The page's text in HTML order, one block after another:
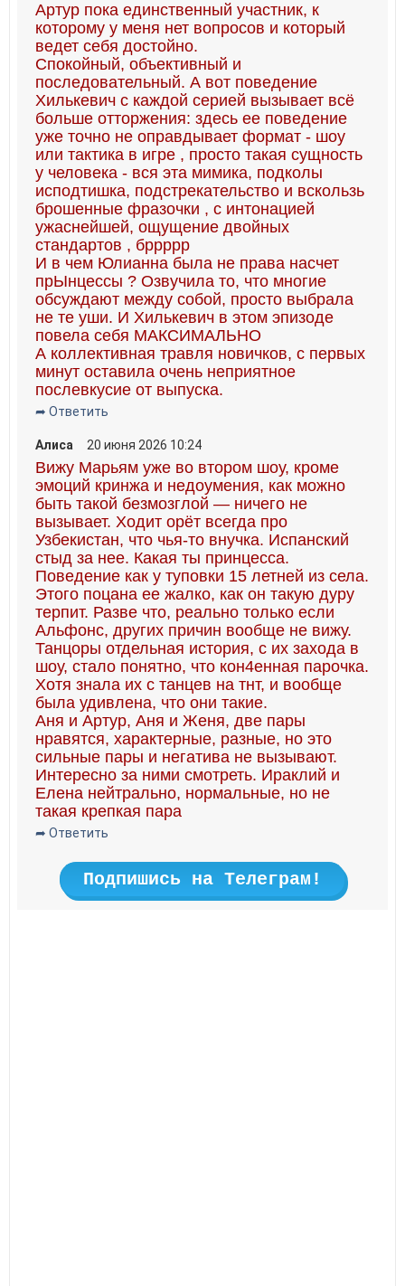
Артур пока единственный участник, к
которому у меня нет вопросов и который
ведет себя достойно.
Спокойный, объективный и
последовательный. А вот поведение
Хилькевич с каждой серией вызывает всё
больше отторжения: здесь ее поведение
уже точно не оправдывает формат - шоу
или тактика в игре , просто такая сущность
у человека - вся эта мимика, подколы
исподтишка, подстрекательство и вскользь
брошенные фразочки , с интонацией
ужаснейшей, ощущение двойных
стандартов , бррррр
И в чем Юлианна была не права насчет
прЫнцессы ? Озвучила то, что многие
обсуждают между собой, просто выбрала
не те уши. И Хилькевич в этом эпизоде
повела себя МАКСИМАЛЬНО
А коллективная травля новичков, с первых
минут оставила очень неприятное
послевкусие от выпуска.
➦ Ответить
Алиса 20 июня 2026 10:24
Вижу Марьям уже во втором шоу, кроме
эмоций кринжа и недоумения, как можно
быть такой безмозглой — ничего не
вызывает. Ходит орёт всегда про
Узбекистан, что чья-то внучка. Испанский
стыд за нее. Какая ты принцесса.
Поведение как у туповки 15 летней из села.
Этого поцана ее жалко, как он такую дуру
терпит. Разве что, реально только если
Альфонс, других причин вообще не вижу.
Танцоры отдельная история, с их захода в
шоу, стало понятно, что кон4енная парочка.
Хотя знала их с танцев на тнт, и вообще
была удивлена, что они такие.
Аня и Артур, Аня и Женя, две пары
нравятся, характерные, разные, но это
сильные пары и негатива не вызывают.
Интересно за ними смотреть. Ираклий и
Елена нейтрально, нормальные, но не
такая крепкая пара
➦ Ответить
Подпишись на Телеграм!